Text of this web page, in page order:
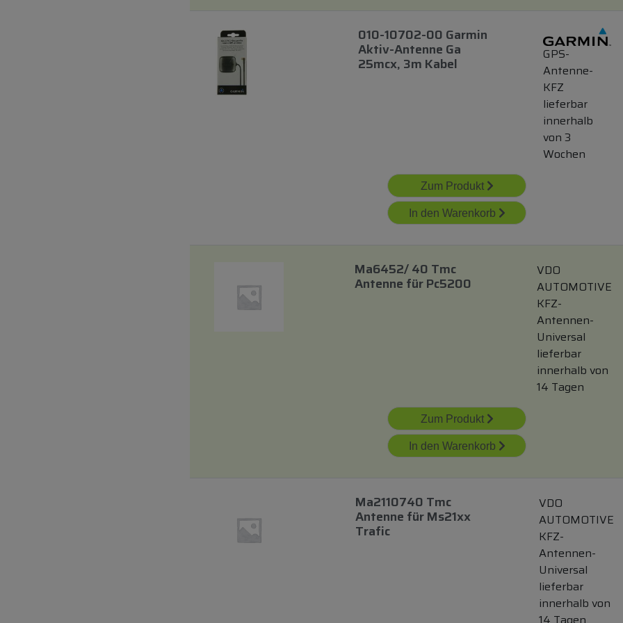
010-10702-00 Garmin
Aktiv-Antenne Ga
25mcx, 3m Kabel
GPS-
Antenne-
KFZ
lieferbar
innerhalb
von 3
Wochen
Zum Produkt
In den Warenkorb
Ma6452/ 40 Tmc
Antenne fürPc5200
VDO
AUTOMOTIVE
KFZ-
Antennen-
Universal
lieferbar
innerhalb von
14 Tagen
Zum Produkt
In den Warenkorb
Ma2110740 Tmc
Antenne fürMs21xx
Trafic
VDO
AUTOMOTIVE
KFZ-
Antennen-
Universal
lieferbar
innerhalb von